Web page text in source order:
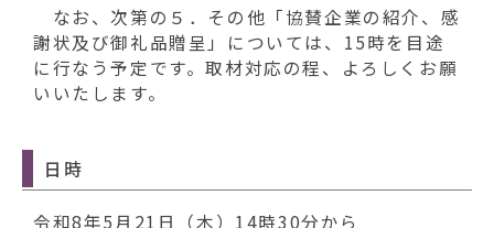
なお、次第の５．その他「協賛企業の紹介、感
謝状及び御礼品贈呈」については、15時を目途
に行なう予定です。取材対応の程、よろしくお願
いいたします。
日時
令和8年5月21日（木）14時30分から